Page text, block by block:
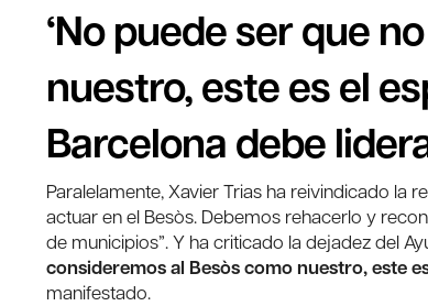
‘No puede ser que
nuestro, este es el
Barcelona debe
Paralelamente, Xavier Trias ha reivindicado la
actuar en el Besòs. Debemos rehacerlo y
de municipios”. Y ha criticado la dejadez del
consideremos al Besòs como nuestro, este
manifestado.